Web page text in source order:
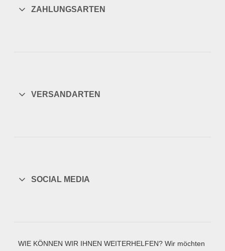
ZAHLUNGSARTEN
VERSANDARTEN
SOCIAL MEDIA
WIE KÖNNEN WIR IHNEN WEITERHELFEN? Wir möchten